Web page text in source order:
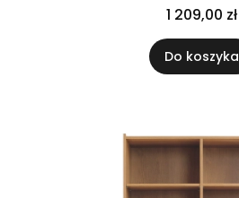
1 209,00 zł
Do koszyka